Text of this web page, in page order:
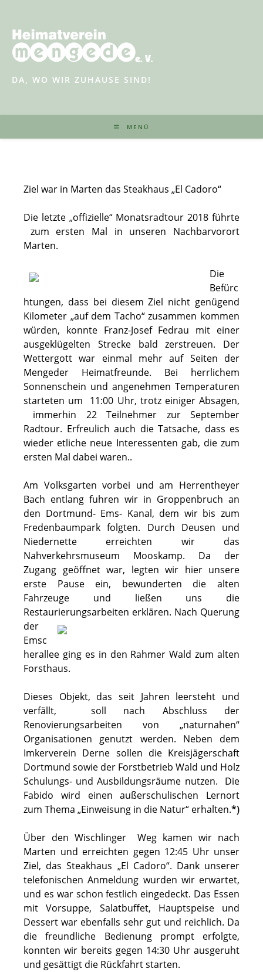
springen
DA, WO WIR ZUHAUSE SIND!
MENÜ
Ziel war in Marten das Steakhaus „El Cadoro“
Die letzte „offizielle“ Monatsradtour 2018 führte
zum ersten Mal in unseren Nachbarvorort
Marten.
Die
Befürc
htungen, dass bei diesem Ziel nicht genügend
Kilometer „auf dem Tacho“ zusammen kommen
würden, konnte Franz-Josef Fedrau mit einer
ausgeklügelten Strecke bald zerstreuen. Der
Wettergott war einmal mehr auf Seiten der
Mengeder Heimatfreunde. Bei herrlichem
Sonnenschein und angenehmen Temperaturen
starteten um 11:00 Uhr, trotz einiger Absagen,
immerhin 22 Teilnehmer zur September
Radtour. Erfreulich auch die Tatsache, dass es
wieder etliche neue Interessenten gab, die zum
ersten Mal dabei waren..
Am Volksgarten vorbei und am Herrentheyer
Bach entlang fuhren wir in Groppenbruch an
den Dortmund- Ems- Kanal, dem wir bis zum
Fredenbaumpark folgten. Durch Deusen und
Niedernette erreichten wir das
Nahverkehrsmuseum Mooskamp. Da der
Zugang geöffnet war, legten wir hier unsere
erste Pause ein, bewunderten die alten
Fahrzeuge und ließen uns die
Restaurierungsarbeiten erklären. Nach Querung
der
Emsc
herallee ging es in den Rahmer Wald zum alten
Forsthaus.
Dieses Objekt, das seit Jahren leersteht und
verfällt, soll nach Abschluss der
Renovierungsarbeiten von „naturnahen“
Organisationen genutzt werden. Neben dem
Imkerverein Derne sollen die Kreisjägerschaft
Dortmund sowie der Forstbetrieb Wald und Holz
Schulungs- und Ausbildungsräume nutzen. Die
Fabido wird einen außerschulischen Lernort
zum Thema „Einweisung in die Natur“ erhalten.*)
Über den Wischlinger Weg kamen wir nach
Marten und erreichten gegen 12:45 Uhr unser
Ziel, das Steakhaus „El Cadoro“. Dank unserer
telefonischen Anmeldung wurden wir erwartet,
und es war schon festlich eingedeckt. Das Essen
mit Vorsuppe, Salatbuffet, Hauptspeise und
Dessert war ebenfalls sehr gut und reichlich. Da
die freundliche Bedienung prompt erfolgte,
konnten wir bereits gegen 14:30 Uhr ausgeruht
und gesättigt die Rückfahrt starten.